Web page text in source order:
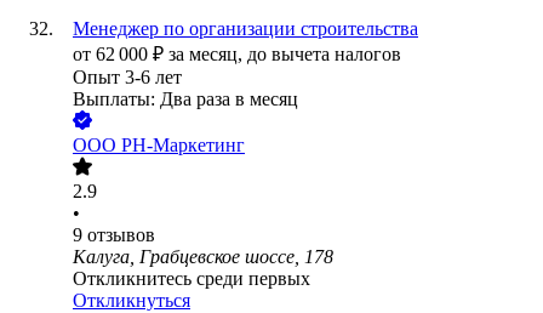
Менеджер по организации строительства
от 62 000 ₽ за месяц, до вычета налогов
Опыт 3-6 лет
Выплаты: Два раза в месяц
ООО РН-Маркетинг
2.9
•
9 отзывов
Калуга, Грабцевское шоссе, 178
Откликнитесь среди первых
Откликнуться